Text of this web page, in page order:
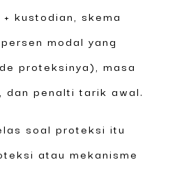
kustodian, skema
modal yang
proteksinya), masa
dan penalti tarik awal.
soal proteksi itu
atau mekanisme